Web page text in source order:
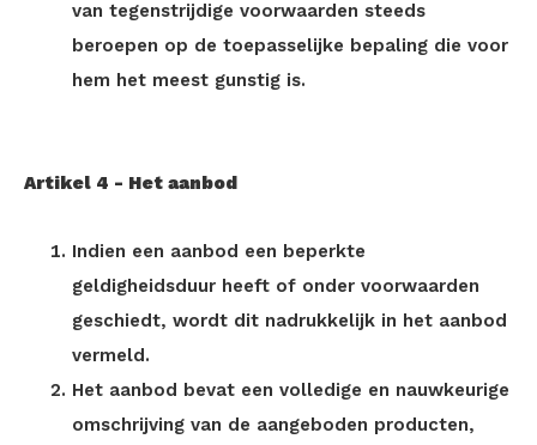
van tegenstrijdige voorwaarden steeds
beroepen op de toepasselijke bepaling die voor
hem het meest gunstig is.
Artikel 4 - Het aanbod
Indien een aanbod een beperkte
geldigheidsduur heeft of onder voorwaarden
geschiedt, wordt dit nadrukkelijk in het aanbod
vermeld.
Het aanbod bevat een volledige en nauwkeurige
omschrijving van de aangeboden producten,